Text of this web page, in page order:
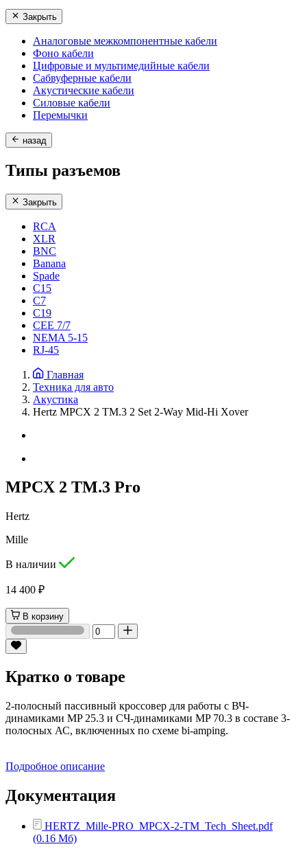
Закрыть
Аналоговые межкомпонентные кабели
Фоно кабели
Цифровые и мультимедийные кабели
Сабвуферные кабели
Акустические кабели
Силовые кабели
Перемычки
назад
Типы разъемов
Закрыть
RCA
XLR
BNC
Banana
Spade
C15
С7
C19
CEE 7/7
NEMA 5-15
RJ-45
Главная
Техника для авто
Акустика
Hertz MPCX 2 TM.3 2 Set 2-Way Mid-Hi Xover
MPCX 2 TM.3 Pro
Hertz
Mille
В наличии
14 400 ₽
В корзину
Кратко о товаре
2-полосный пассивный кроссовер для работы с ВЧ-
динамиками MP 25.3 и СЧ-динамиками MP 70.3 в составе 3-
полосных АС, включенных по схеме bi-amping.
Подробное описание
Документация
HERTZ_Mille-PRO_MPCX-2-TM_Tech_Sheet.pdf
(0.16 Мб)